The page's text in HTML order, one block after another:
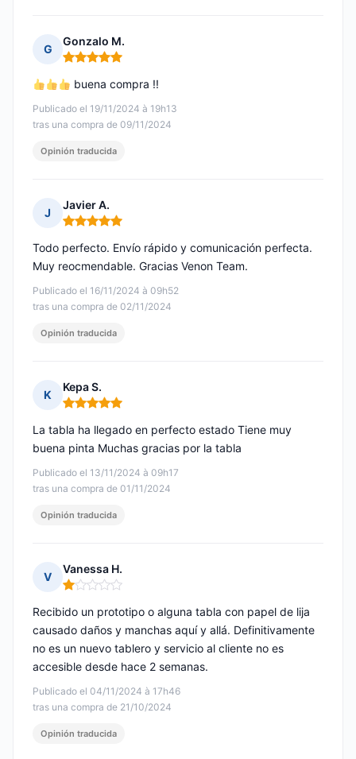
G
Gonzalo M.
Nota: 5 de 5
Publicado el 19/11/2024 à 19h13
tras una compra de 09/11/2024
buena compra !!
Opinión traducida
J
Javier A.
Nota: 5 de 5
Publicado el 16/11/2024 à 09h52
tras una compra de 02/11/2024
Todo perfecto. Envío rápido y comunicación perfecta.
Muy reocmendable. Gracias Venon Team.
Opinión traducida
K
Kepa S.
Nota: 5 de 5
Publicado el 13/11/2024 à 09h17
tras una compra de 01/11/2024
La tabla ha llegado en perfecto estado Tiene muy
buena pinta Muchas gracias por la tabla
Opinión traducida
V
Vanessa H.
Nota: 1 de 5
Publicado el 04/11/2024 à 17h46
tras una compra de 21/10/2024
Recibido un prototipo o alguna tabla con papel de lija
causado daños y manchas aquí y allá. Definitivamente
no es un nuevo tablero y servicio al cliente no es
accesible desde hace 2 semanas.
Opinión traducida